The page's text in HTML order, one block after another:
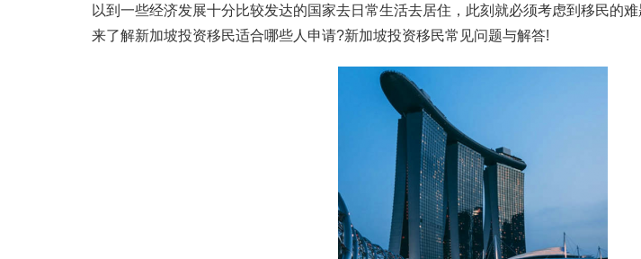
以到一些经济发展十分比较发达的国家去日常生活去居住，此刻就必须考虑到移民的
来了解新加坡投资移民适合哪些人申请?新加坡投资移民常见问题与解答!